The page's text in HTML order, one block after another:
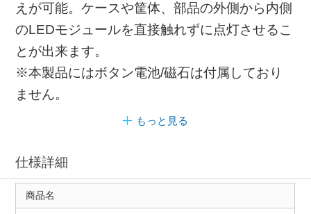
えが可能。ケースや筐体、部品の外側から内側
のLEDモジュールを直接触れずに点灯させるこ
とが出来ます。
※本製品にはボタン電池/磁石は付属しており
ません。
もっと見る
仕様詳細
商品名